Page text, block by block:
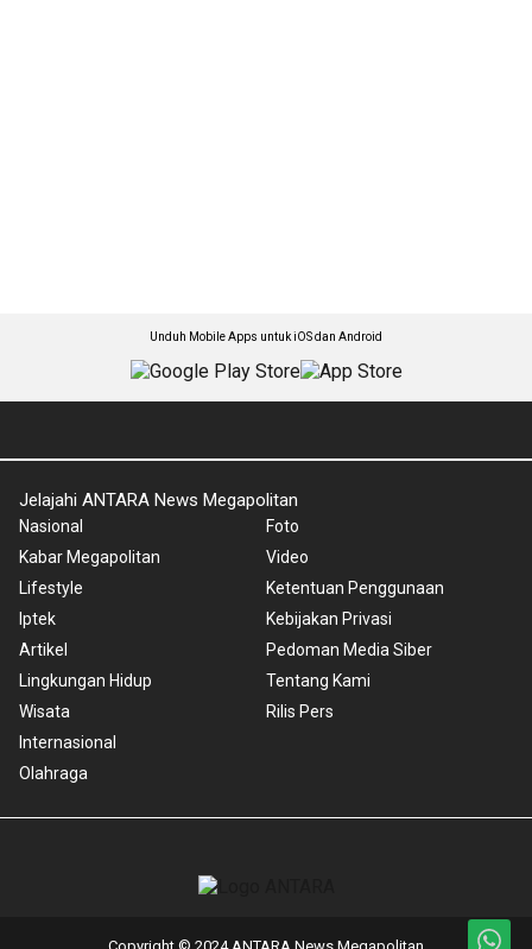
Unduh Mobile Apps untuk iOS dan Android
Jelajahi ANTARA News Megapolitan
Nasional
Kabar Megapolitan
Lifestyle
Iptek
Artikel
Lingkungan Hidup
Wisata
Internasional
Olahraga
Foto
Video
Ketentuan Penggunaan
Kebijakan Privasi
Pedoman Media Siber
Tentang Kami
Rilis Pers